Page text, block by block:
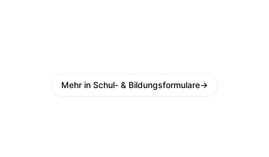
Mehr in Schul- & Bildungsformulare→